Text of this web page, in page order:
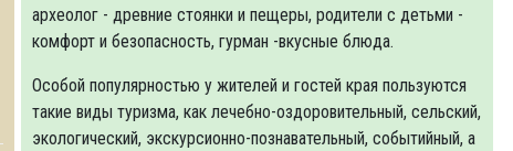
археолог - древние стоянки и пещеры, родители с детьми -
комфорт и безопасность, гурман -вкусные блюда.
Особой популярностью у жителей и гостей края пользуются
такие виды туризма, как лечебно-оздоровительный, сельский,
экологический, экскурсионно-познавательный, событийный, а